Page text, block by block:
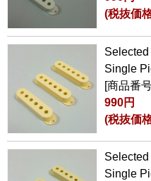
(税抜価
Single
[商品番
990円
(税抜価
Single